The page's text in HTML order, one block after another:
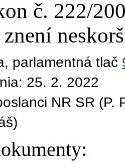
č. 222/
, parlamentná tlač
25. 2. 2022
NR SR (P.